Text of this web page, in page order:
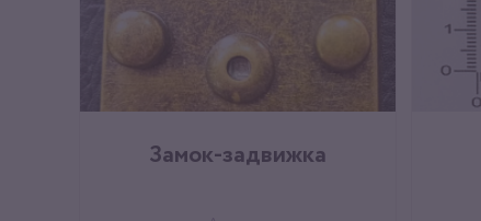
Замок-задвижка